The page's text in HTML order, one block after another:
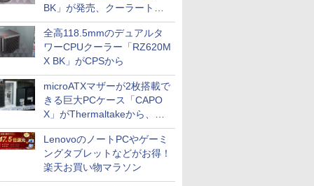
BK」が発売、クーラートッ
プに5インチ液晶搭載
全高118.5mmのデュアルタ
ワーCPUクーラー「RZ620M
X BK」がCPSから
microATXマザーが2枚搭載で
きる巨大PCケース「CAPO
X」がThermaltakeから、カ
ラーは2色
LenovoのノートPCやゲーミ
ングタブレットなどがお得！
楽天お買い物マラソン